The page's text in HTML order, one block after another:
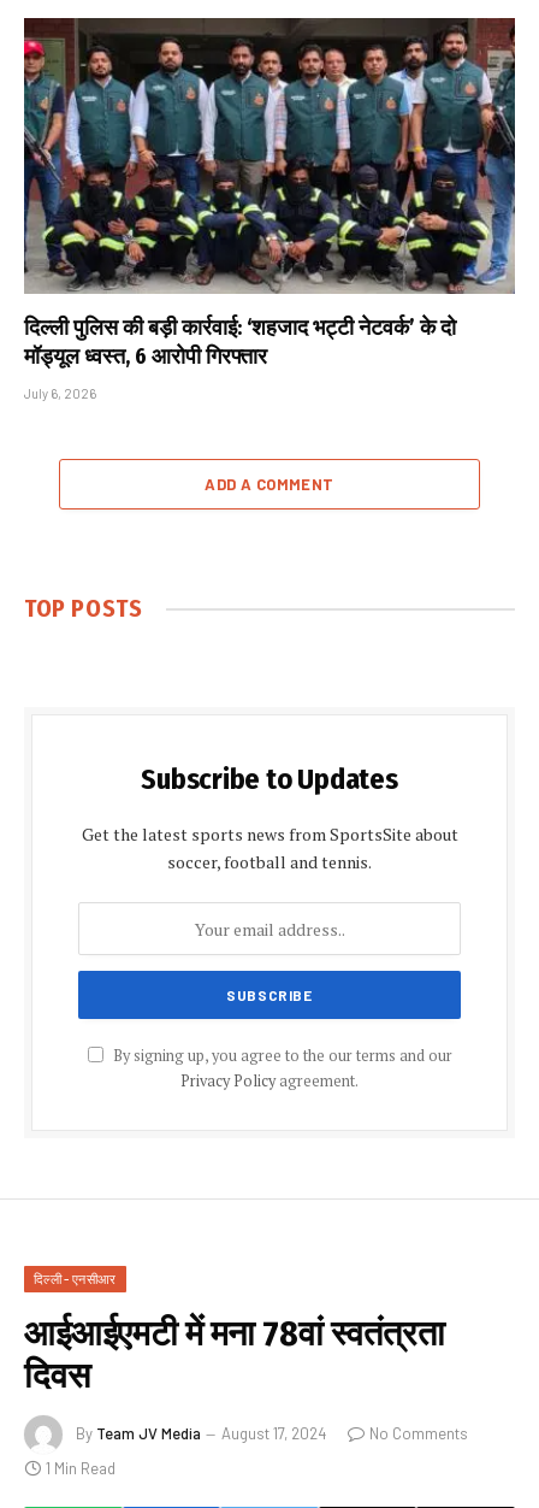
दिल्ली पुलिस की बड़ी कार्रवाई: ‘शहजाद भट्टी नेटवर्क’ के दो
मॉड्यूल ध्वस्त, 6 आरोपी गिरफ्तार
July 6, 2026
ADD A COMMENT
TOP POSTS
Subscribe to Updates
Get the latest sports news from SportsSite about
soccer, football and tennis.
By signing up, you agree to the our terms and our
Privacy Policyagreement.
दिल्ली - एनसीआर
आईआईएमटी में मना 78वां स्वतंत्रता
दिवस
By Team JV Media August 17, 2024
No Comments
1 Min Read